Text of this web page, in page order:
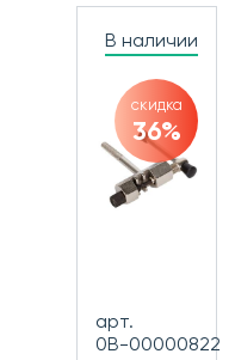
В наличии
скидка
36%
арт.
0В-00000822